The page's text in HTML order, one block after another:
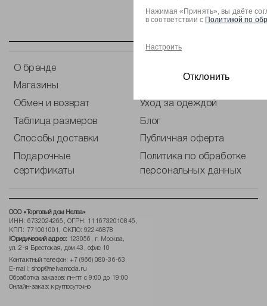
О бренде
Магазины
Обмен и возврат Уход за одеждой
Таблица размеров Блог
Способы доставки Публичная оферта
Подарочные
сертификаты
Политика по обработке
персональных данных
ООО «Торговый дом Нелва»
ИНН: 6732024265, ОГРН: 1116732010845,
КПП: 771001001, ОКПО: 92246878
Юридический адрес:123056, г. Москва,
ул. 2-я Брестская, дом 43, офис 10
Контактный телефон: +7 (966) 080-36-63
E-mail: shop@nelvamoda.ru
Обработка заказов: пн-пт с 9:00 до 19:00
Онлайн-заказ: круглосуточно
Нажимая «Принять», вы даёте
в соответствии с Политикой по
Настроить
Отклонить